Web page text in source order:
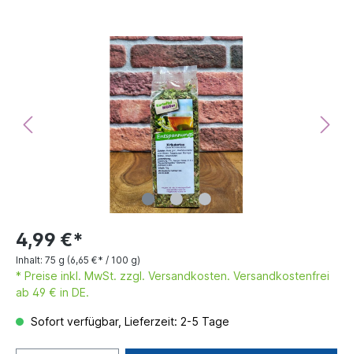
4,99 €*
Inhalt: 75 g (6,65 €* / 100 g)
* Preise inkl. MwSt. zzgl. Versandkosten. Versandkostenfrei
ab 49 € in DE.
Sofort verfügbar, Lieferzeit: 2-5 Tage